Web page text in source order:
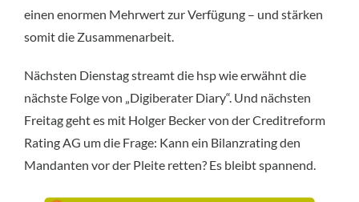
einen enormen Mehrwert zur Verfügung – und stärken
somit die Zusammenarbeit.
Nächsten Dienstag streamt die hsp wie erwähnt die
nächste Folge von „Digiberater Diary“. Und nächsten
Freitag geht es mit Holger Becker von der Creditreform
Rating AG um die Frage: Kann ein Bilanzrating den
Mandanten vor der Pleite retten? Es bleibt spannend.